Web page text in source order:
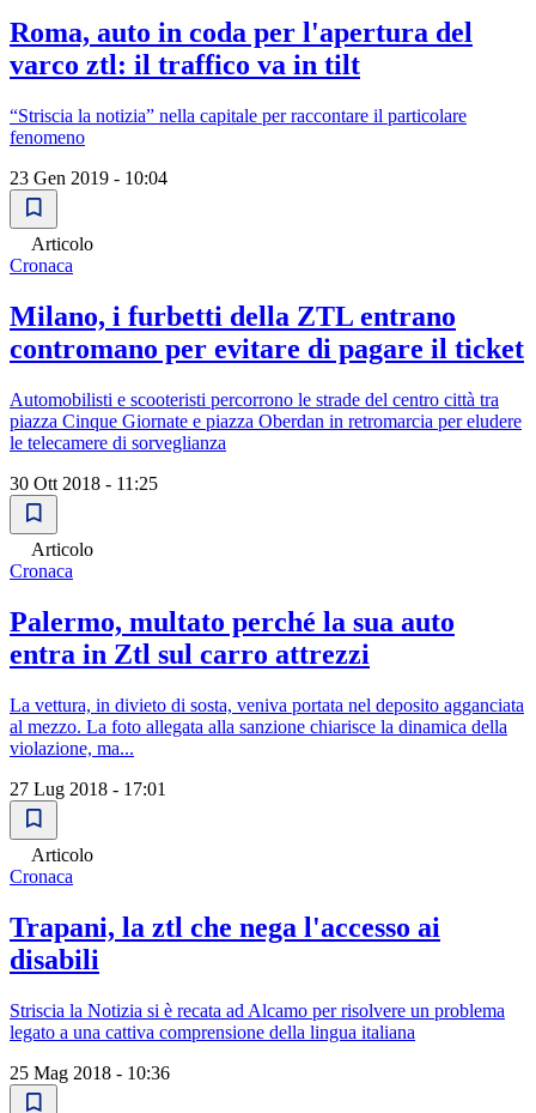
Roma, auto in coda per l'apertura del
varco ztl: il traffico va in tilt
“Striscia la notizia” nella capitale per raccontare il particolare
fenomeno
23 Gen 2019 - 10:04
Articolo
Cronaca
Milano, i furbetti della ZTL entrano
contromano per evitare di pagare il ticket
Automobilisti e scooteristi percorrono le strade del centro città tra
piazza Cinque Giornate e piazza Oberdan in retromarcia per eludere
le telecamere di sorveglianza
30 Ott 2018 - 11:25
Articolo
Cronaca
Palermo, multato perché la sua auto
entra in Ztl sul carro attrezzi
La vettura, in divieto di sosta, veniva portata nel deposito agganciata
al mezzo. La foto allegata alla sanzione chiarisce la dinamica della
violazione, ma...
27 Lug 2018 - 17:01
Articolo
Cronaca
Trapani, la ztl che nega l'accesso ai
disabili
Striscia la Notizia si è recata ad Alcamo per risolvere un problema
legato a una cattiva comprensione della lingua italiana
25 Mag 2018 - 10:36